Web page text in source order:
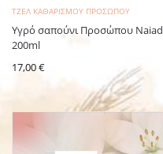
ΤΖΈΛ KΑΘΑΡΙΣΜΟΎ ΠΡΟΣΏΠΟΥ
Υγρό σαπούνι Προσώπου Naiad
200ml
17,00€